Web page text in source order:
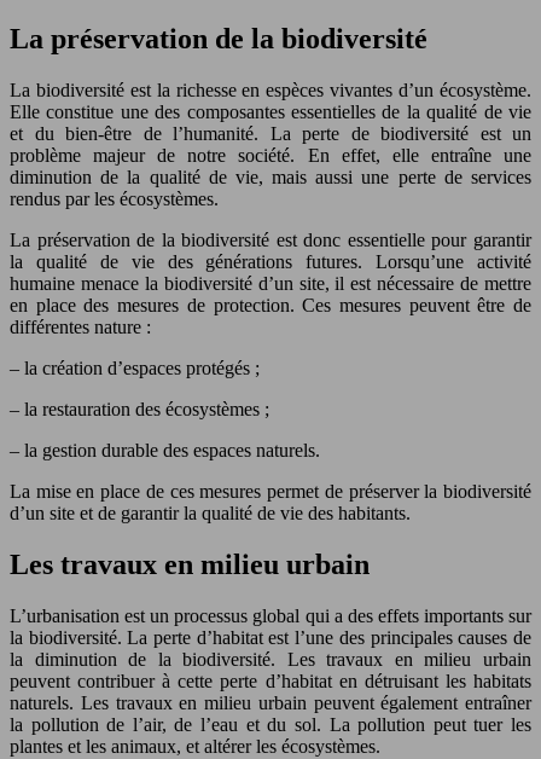
La préservation de la biodiversité
La biodiversité est la richesse en espèces vivantes d’un écosystème.
Elle constitue une des composantes essentielles de la qualité de vie
et du bien-être de l’humanité. La perte de biodiversité est un
problème majeur de notre société. En effet, elle entraîne une
diminution de la qualité de vie, mais aussi une perte de services
rendus par les écosystèmes.
La préservation de la biodiversité est donc essentielle pour garantir
la qualité de vie des générations futures. Lorsqu’une activité
humaine menace la biodiversité d’un site, il est nécessaire de mettre
en place des mesures de protection. Ces mesures peuvent être de
différentes nature :
– la création d’espaces protégés ;
– la restauration des écosystèmes ;
– la gestion durable des espaces naturels.
La mise en place de ces mesures permet de préserver la biodiversité
d’un site et de garantir la qualité de vie des habitants.
Les travaux en milieu urbain
L’urbanisation est un processus global qui a des effets importants sur
la biodiversité. La perte d’habitat est l’une des principales causes de
la diminution de la biodiversité. Les travaux en milieu urbain
peuvent contribuer à cette perte d’habitat en détruisant les habitats
naturels. Les travaux en milieu urbain peuvent également entraîner
la pollution de l’air, de l’eau et du sol. La pollution peut tuer les
plantes et les animaux, et altérer les écosystèmes.